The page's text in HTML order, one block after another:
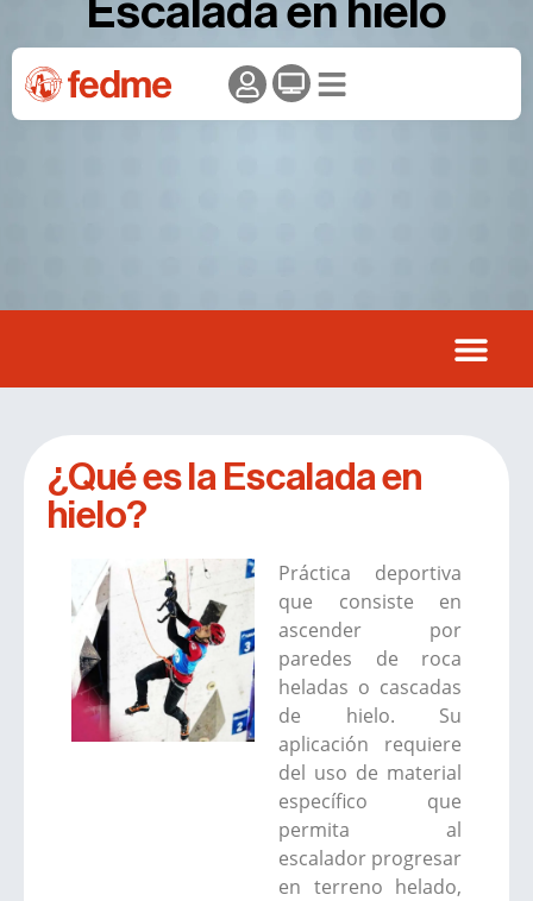
Escalada en hielo
¿Qué es la Escalada en
hielo?​
Práctica deportiva
que consiste en
ascender por
paredes de roca
heladas o cascadas
de hielo. Su
aplicación requiere
del uso de material
específico que
permita al
escalador progresar
en terreno helado,